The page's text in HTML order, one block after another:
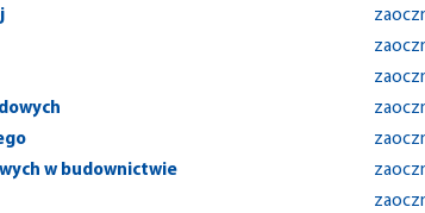
w budownictwie